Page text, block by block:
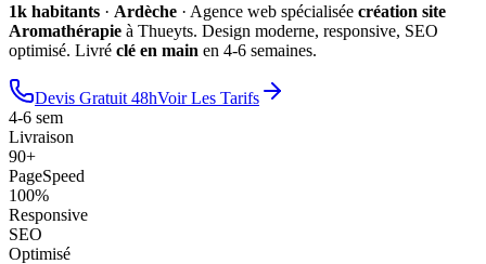
1k habitants · Ardèche · Agence web spécialisée création site
Aromathérapie à Thueyts. Design moderne, responsive, SEO
optimisé. Livré clé en main en 4-6 semaines.
Devis Gratuit 48hVoir Les Tarifs
4-6 sem
Livraison
90+
PageSpeed
100%
Responsive
SEO
Optimisé